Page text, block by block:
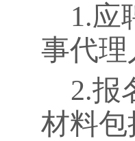
1.应
事代
2.报
材料